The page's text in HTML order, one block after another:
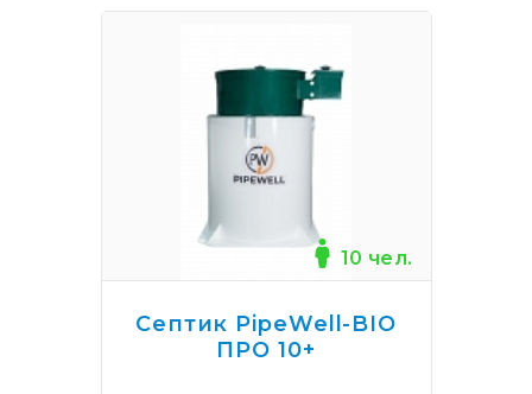
10 чел.
Септик PipeWell-BIO
ПРО 10+